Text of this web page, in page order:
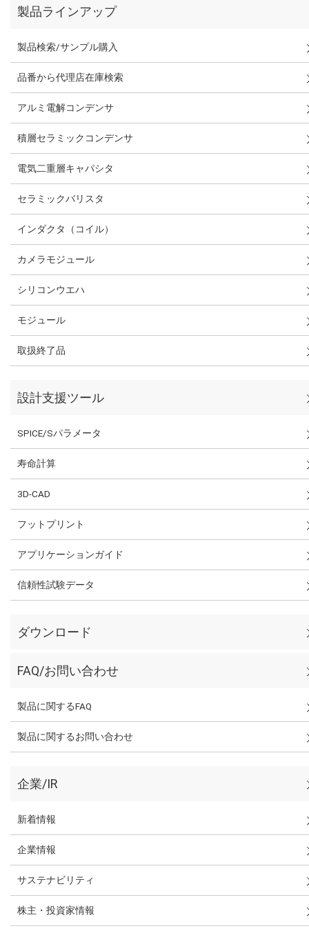
製品ラインアップ
製品検索/サンプル購入
品番から代理店在庫検索
アルミ電解コンデンサ
積層セラミックコンデンサ
電気二重層キャパシタ
セラミックバリスタ
インダクタ（コイル）
カメラモジュール
シリコンウエハ
モジュール
取扱終了品
設計支援ツール
SPICE/Sパラメータ
寿命計算
3D-CAD
フットプリント
アプリケーションガイド
信頼性試験データ
ダウンロード
FAQ/お問い合わせ
製品に関するFAQ
製品に関するお問い合わせ
企業/IR
新着情報
企業情報
サステナビリティ
株主・投資家情報